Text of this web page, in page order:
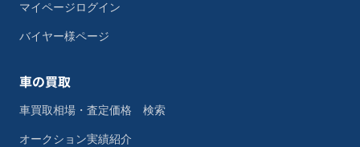
マイページログイン
バイヤー様ページ
車の買取
車買取相場・査定価格 検索
オークション実績紹介